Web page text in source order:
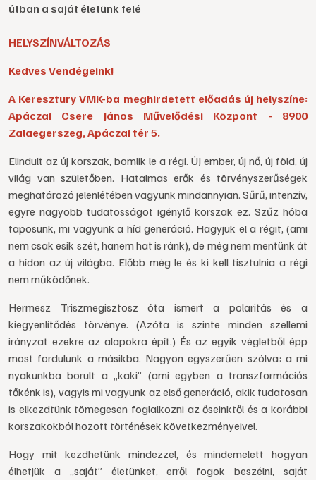
útban a saját életünk felé
HELYSZÍNVÁLTOZÁS
Kedves Vendégeink!
A Keresztury VMK-ba meghirdetett előadás új helyszíne:
Apáczai Csere János Művelődési Központ - 8900
Zalaegerszeg, Apáczai tér 5.
Elindult az új korszak, bomlik le a régi. ÚJ ember, új nő, új föld, új
világ van születőben. Hatalmas erők és törvényszerűségek
meghatározó jelenlétében vagyunk mindannyian. Sűrű, intenzív,
egyre nagyobb tudatosságot igénylő korszak ez. Szűz hóba
taposunk, mi vagyunk a híd generáció. Hagyjuk el a régit, (ami
nem csak esik szét, hanem hat is ránk), de még nem mentünk át
a hídon az új világba. Előbb még le és ki kell tisztulnia a régi
nem működőnek.
Hermesz Triszmegisztosz óta ismert a polaritás és a
kiegyenlítődés törvénye. (Azóta is szinte minden szellemi
irányzat ezekre az alapokra épít.) És az egyik végletből épp
most fordulunk a másikba. Nagyon egyszerűen szólva: a mi
nyakunkba borult a „kaki” (ami egyben a transzformációs
tőkénk is), vagyis mi vagyunk az első generáció, akik tudatosan
is elkezdtünk tömegesen foglalkozni az őseinktől és a korábbi
korszakokból hozott történések következményeivel.
Hogy mit kezdhetünk mindezzel, és mindemelett hogyan
élhetjük a „saját” életünket, erről fogok beszélni, saját